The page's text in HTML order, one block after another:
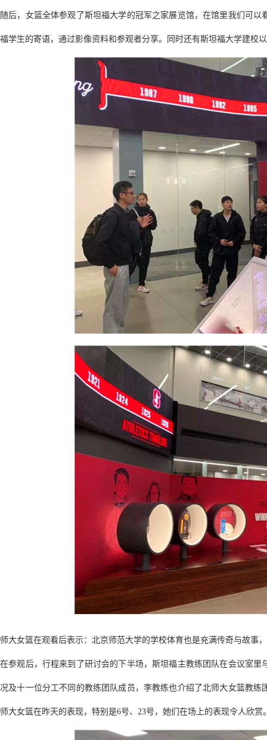
随后，女篮全体参观了斯坦福大学的冠军之家展览馆，在馆里我们可
福学生的寄语，通过影像资料和参观者分享。同时还有斯坦福大学建校
师大女篮在观看后表示：北京师范大学的学校体育也是充满传奇与故事
在参观后，行程来到了研讨会的下半场，斯坦福主教练团队在会议室
况及十一位分工不同的教练团队成员，李教练也介绍了北师大女篮教
师大女篮在昨天的表现，特别是6号、23号，她们在场上的表现令人欣赏